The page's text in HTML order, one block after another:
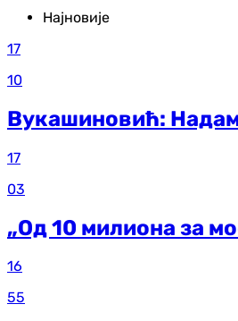
Најновије
17
10
Вукашиновић:
17
03
„Од 10 милиона за
16
55